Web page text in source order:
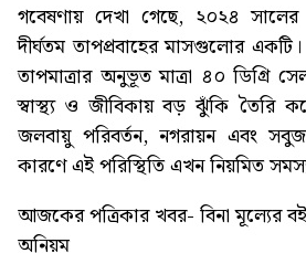
গবেষণায় দেখা গেছে, ২০২৪ সালের
দীর্ঘতম তাপপ্রবাহের মাসগুলোর
তাপমাত্রার অনুভূত মাত্রা ৪০ ডিগ্রি
স্বাস্থ্য ও জীবিকায় বড় ঝুঁকি তৈরি
জলবায়ু পরিবর্তন, নগরায়ন এবং
কারণে এই পরিস্থিতি এখন নিয়মিত
আজকের পত্রিকার খবর- বিনা মূল্যের
অনিয়ম